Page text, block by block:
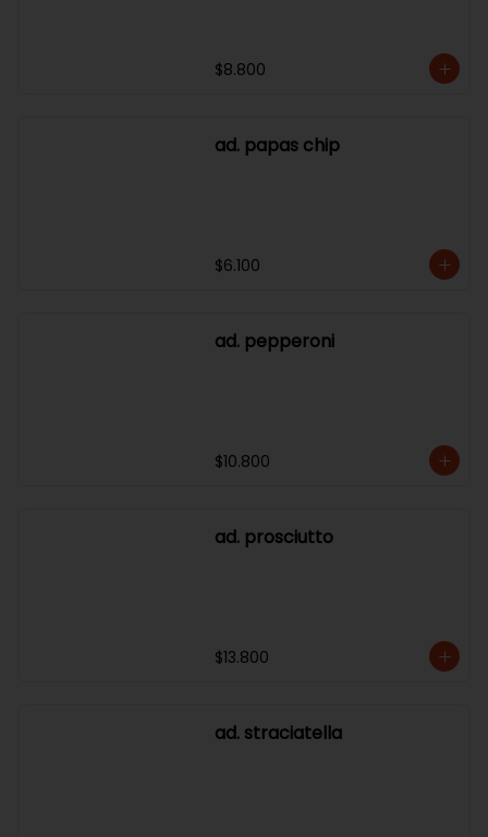
$8.800
ad. papas chip
$6.100
ad. pepperoni
$10.800
ad. prosciutto
$13.800
ad. straciatella